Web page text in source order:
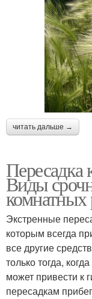
читать дальше →
Пересадка
Виды
комнатных
Экстренные
которым всегда
все другие
только тогда,
может привести к
пересадкам